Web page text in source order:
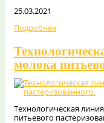
25.03.2021
Подробнее
молока
Технологическая
питьевого